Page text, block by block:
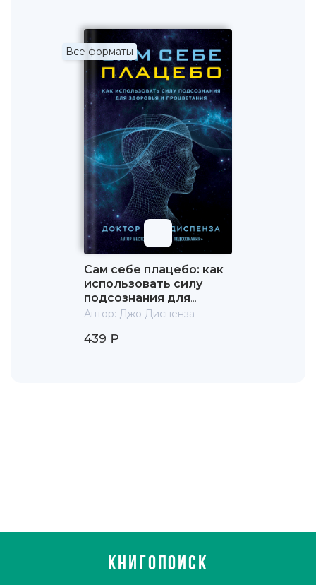
Все форматы
Сам себе плацебо: как
использовать силу
подсознания для
здоровья и
Автор: Джо Диспенза
439 ₽
КНИГОПОИСК